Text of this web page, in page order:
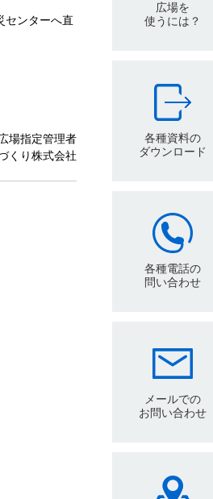
センターへ直
場指定管理者
くり株式会社
広場を
使うには？
各種資料の
ダウンロード
各種電話の
問い合わせ
メールでの
お問い合わせ